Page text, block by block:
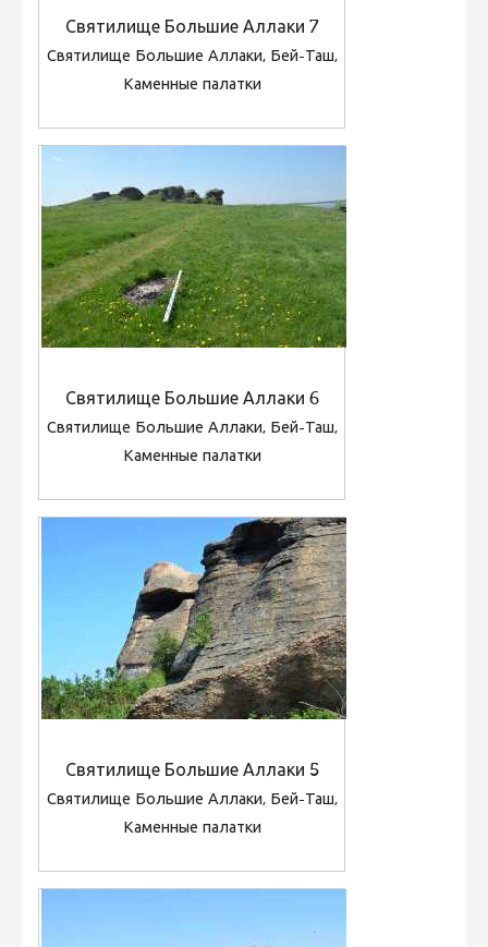
Святилище Большие Аллаки 7
Святилище Большие Аллаки, Бей-Таш,
Каменные палатки
Святилище Большие Аллаки 6
Святилище Большие Аллаки, Бей-Таш,
Каменные палатки
Святилище Большие Аллаки 5
Святилище Большие Аллаки, Бей-Таш,
Каменные палатки